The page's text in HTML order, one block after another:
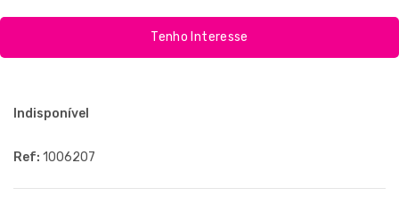
Tenho Interesse
Indisponível
Ref: 1006207